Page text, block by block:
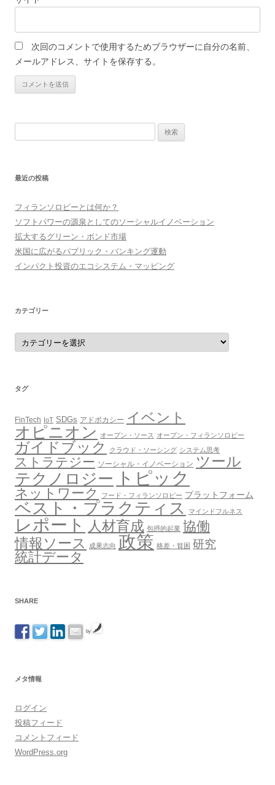
次回のコメントで使用するためブラウザーに自分の名前、
メールアドレス、サイトを保存する。
最近の投稿
フィランソロピーとは何か？
ソフトパワーの源泉としてのソーシャルイノベーション
拡大するグリーン・ボンド市場
米国に広がるパブリック・バンキング運動
インパクト投資のエコシステム・マッピング
カテゴリー
カ
テ
ゴ
タグ
FinTech IoT SDGs アドボカシー イベント
オピニオン オープン・ソース オープン・フィランソロピー
ガイドブック クラウド・ソーシング システム思考
ストラテジー ソーシャル・イノベーション ツール
テクノロジー トピック
ネットワーク フード・フィランソロピー プラットフォーム
ベスト・プラクティス マインドフルネス
レポート 人材育成 包摂的起業 協働
情報ソース
成果志向 政策 格差・貧困 研究
統計データ
SHARE
by
メタ情報
ログイン
投稿フィード
コメントフィード
WordPress.org